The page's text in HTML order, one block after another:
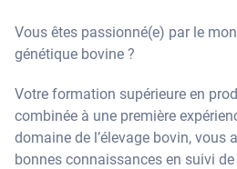
Vous êtes passionné(e) par le
génétique bovine ?
Votre formation supérieure en
combinée à une première
domaine de l’élevage bovin, vous
bonnes connaissances en suivi